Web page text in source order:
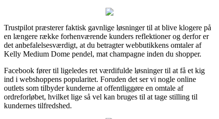
Trustpilot præsterer faktisk gavnlige løsninger til at blive klogere på
en længere række forhenværende kunders reflektioner og derfor er
det anbefalelsesværdigt, at du betragter webbutikkens omtaler af
Kelly Medium Dome pendel, mat champagne inden du shopper.
Facebook fører til ligeledes ret værdifulde løsninger til at få et kig
ind i webshoppens popularitet. Foruden det ser vi nogle online
outlets som tilbyder kunderne at offentliggøre en omtale af
ordreforløbet, hvilket lige så vel kan bruges til at tage stilling til
kundernes tilfredshed.